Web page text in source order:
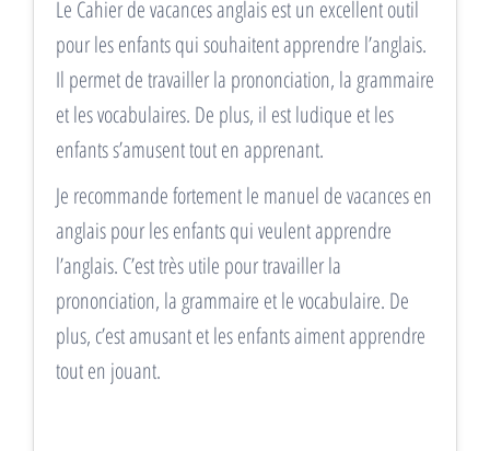
Le Cahier de vacances anglais est un excellent outil
pour les enfants qui souhaitent apprendre l’anglais.
Il permet de travailler la prononciation, la grammaire
et les vocabulaires. De plus, il est ludique et les
enfants s’amusent tout en apprenant.
Je recommande fortement le manuel de vacances en
anglais pour les enfants qui veulent apprendre
l’anglais. C’est très utile pour travailler la
prononciation, la grammaire et le vocabulaire. De
plus, c’est amusant et les enfants aiment apprendre
tout en jouant.